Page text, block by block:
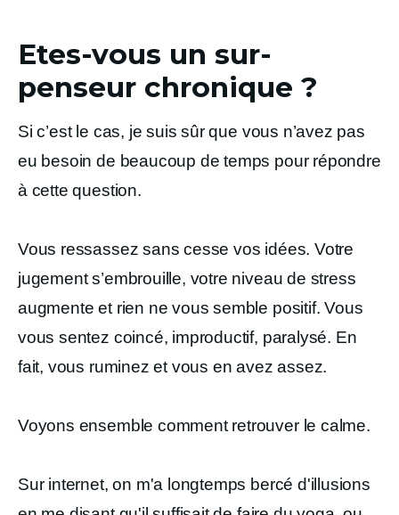
Etes-vous un sur-
penseur chronique ?
Si c’est le cas, je suis sûr que vous n’avez pas
eu besoin de beaucoup de temps pour répondre
à cette question.
Vous ressassez sans cesse vos idées. Votre
jugement s’embrouille, votre niveau de stress
augmente et rien ne vous semble positif. Vous
vous sentez coincé, improductif, paralysé. En
fait, vous ruminez et vous en avez assez.
Voyons ensemble comment retrouver le calme.
Sur internet, on m'a longtemps bercé d'illusions